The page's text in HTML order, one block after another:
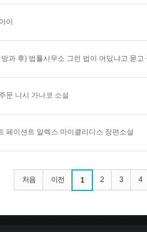
이
과 후) 법률사무소 그런 법이 어딨냐고 묻고
문 니시 가나코 소설
페이션트 알렉스 마이클리디스 장편소설
처음 이전 1 2 3 4